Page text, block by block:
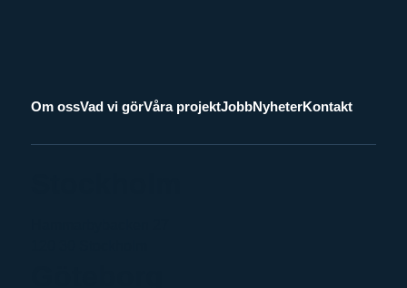
Om ossVad vi görVåra projektJobbNyheterKontakt